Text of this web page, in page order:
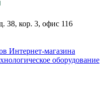
38, кор. 3, офис 116
Интернет-магазина
оборудование